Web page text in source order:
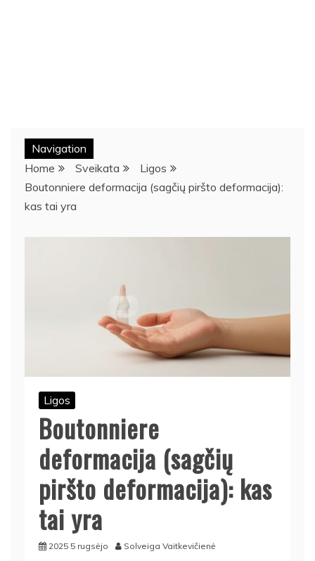
Navigation
Home
Sveikata
Ligos
Boutonniere deformacija (sagčių piršto deformacija):
kas tai yra
Ligos
Boutonniere
deformacija (sagčių
piršto deformacija): kas
tai yra
2025 5 rugsėjo Solveiga Vaitkevičienė